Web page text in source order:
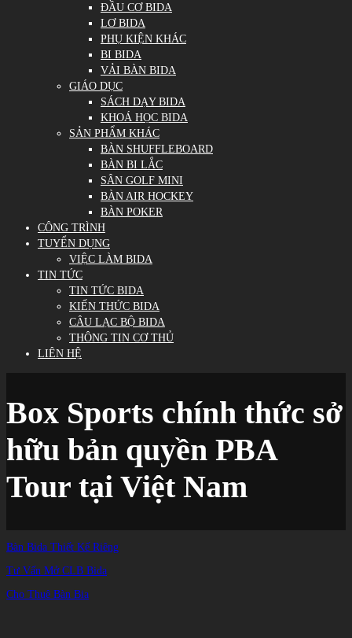
ĐẦU CƠ BIDA
LƠ BIDA
PHỤ KIỆN KHÁC
BI BIDA
VẢI BÀN BIDA
GIÁO DỤC
SÁCH DẠY BIDA
KHOÁ HỌC BIDA
SẢN PHẨM KHÁC
BÀN SHUFFLEBOARD
BÀN BI LẮC
SÂN GOLF MINI
BÀN AIR HOCKEY
BÀN POKER
CÔNG TRÌNH
TUYỂN DỤNG
VIỆC LÀM BIDA
TIN TỨC
TIN TỨC BIDA
KIẾN THỨC BIDA
CÂU LẠC BỘ BIDA
THÔNG TIN CƠ THỦ
LIÊN HỆ
Box Sports chính thức sở
hữu bản quyền PBA
Tour tại Việt Nam
Trang chủ /
TIN TỨC /
Box Sports chính thức sở hữu bản quyền PBA Tour tại Việt Nam
Bàn Bida Thiết Kế Riêng
Tư Vấn Mở CLB Bida
Cho Thuê Bàn Bia